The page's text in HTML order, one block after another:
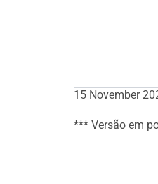
Arrecadar
Impressão do
15 November
*** Versão em